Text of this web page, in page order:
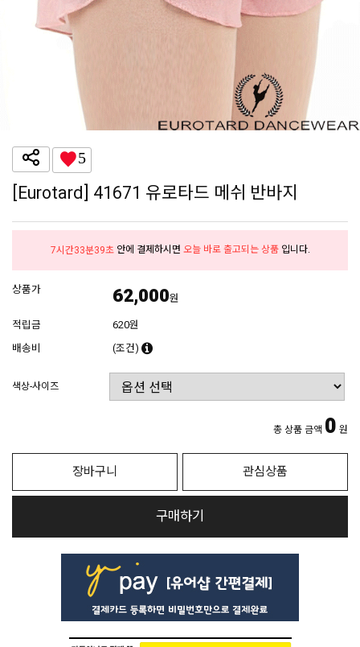
5
[Eurotard] 41671 유로타드 메쉬 반바지
7시간33분37초안에 결제하시면 오늘 바로 출고되는 상품입니다.
상품가 62,000원
적립금
620원
배송비
(조건)
색상-사이즈
총 상품 금액 0 원
장바구니 관심상품
구매하기